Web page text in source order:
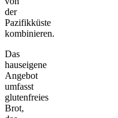
der
Pazifikküste
kombinieren.
Das
hauseigene
Angebot
umfasst
glutenfreies
Brot,